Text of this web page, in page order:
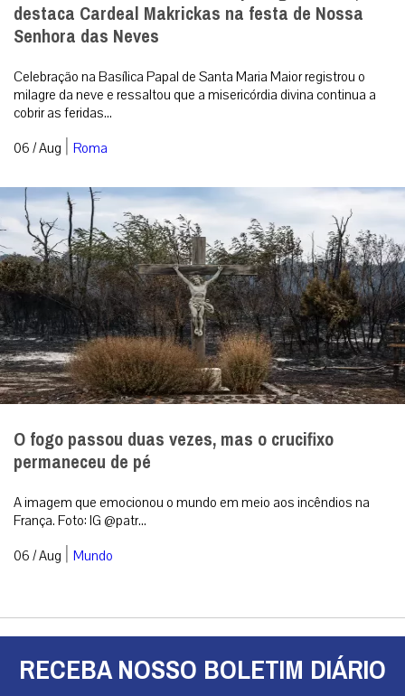
O fogo passou duas vezes, mas o crucifixo
permaneceu de pé
A imagem que emocionou o mundo em meio aos incêndios na
06 / Aug
|Mundo
RECEBA NOSSO BOLETIM DIÁRIO
QUERO RECEBER
Brasil